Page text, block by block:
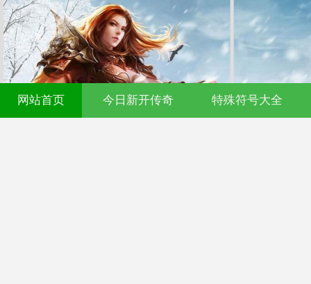
网站首页 今日新开传奇 特殊符号大全